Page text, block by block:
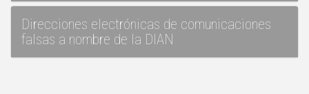
​Direcciones electrónicas de comunicaciones
falsas a nombre de la DIAN